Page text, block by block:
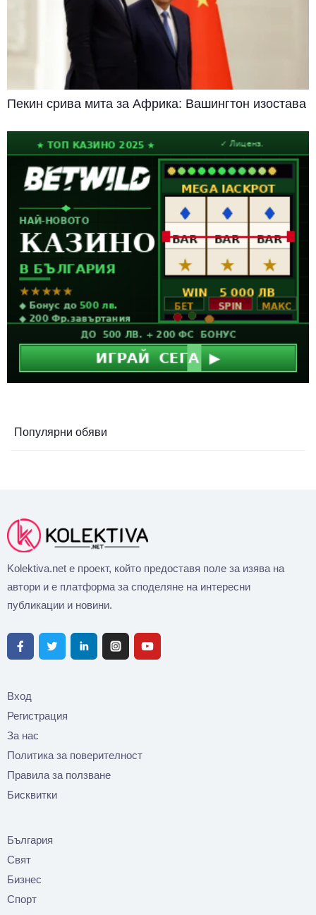
Пекин срива мита за Африка: Вашингтон изостава
Популярни обяви
Kolektiva.net е проект, който предоставя поле за изява на
автори и е платформа за споделяне на интересни
публикации и новини.
Вход
Регистрация
За нас
Политика за поверителност
Правила за ползване
Бисквитки
България
Свят
Бизнес
Спорт